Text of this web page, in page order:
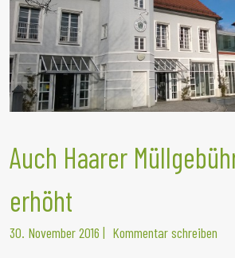
Auch Haarer
erhöht
30. November 2016 | Kommentar schreiben